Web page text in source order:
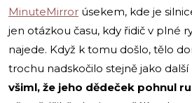
MinuteMirror úsekem, kde je
jen otázkou času, kdy řidič v plné
najede. Když k tomu došlo, tělo
trochu nadskočilo stejně jako další
všiml, že jeho dědeček pohnul